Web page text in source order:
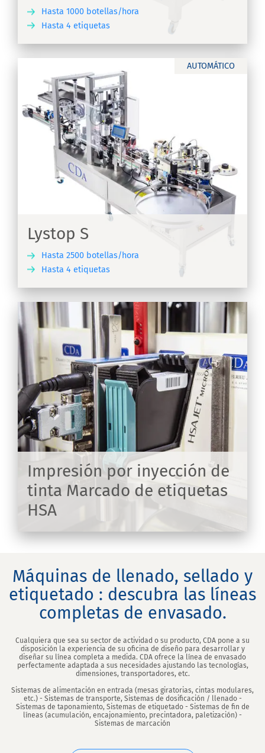
Hasta 1000 botellas/hora
Hasta 4 etiquetas
AUTOMÁTICO
Lystop S
Hasta 2500 botellas/hora
Hasta 4 etiquetas
Impresión por inyección de
tinta Marcado de etiquetas
HSA
Máquinas de llenado, sellado y
etiquetado : descubra las líneas
completas de envasado.
Cualquiera que sea su sector de actividad o su producto, CDA pone a su
disposición la experiencia de su oficina de diseño para desarrollar y
diseñar su línea completa a medida. CDA ofrece la línea de envasado
perfectamente adaptada a sus necesidades ajustando las tecnologías,
dimensiones, transportadores, etc.
Sistemas de alimentación en entrada (mesas giratorias, cintas modulares,
etc.) - Sistemas de transporte, Sistemas de dosificación / llenado -
Sistemas de taponamiento, Sistemas de etiquetado - Sistemas de fin de
líneas (acumulación, encajonamiento, precintadora, paletización) -
Sistemas de marcación